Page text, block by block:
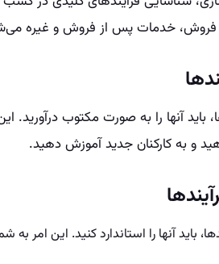
فروش، خدمات پس از فروش و غیره
باید آنها را به صورت مکتوب درآورید.
و به کارکنان جدید آموزش دهید.
باید آنها را استاندارد کنید. این امر